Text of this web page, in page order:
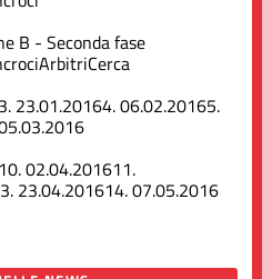
B - Seconda fase
ArbitriCerca
3. 23.01.20164.06.02.20165.
10.02.04.201611.
23.04.201614.07.05.2016